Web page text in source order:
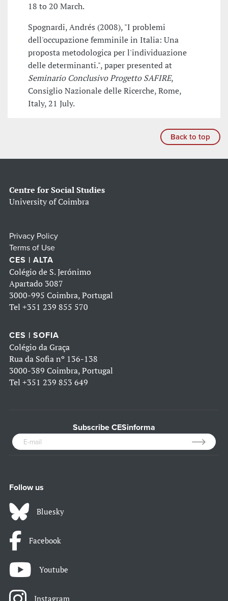
18 to 20 March.
Spognardi, Andrés (2008), "I problemi
dell'occupazione femminile in Italia: Una
proposta metodologica per l'individuazione
delle determinanti.", paper presented at
Seminario Conclusivo Progetto SAFIRE,
Consiglio Nazionale delle Ricerche, Rome,
Italy, 21 July.
Back to top
Centre for Social Studies
University of Coimbra
Privacy Policy
Terms of Use
CES | ALTA
Colégio de S. Jerónimo
Apartado 3087
3000-995 Coimbra, Portugal
Tel +351 239 855 570
CES | SOFIA
Colégio da Graça
Rua da Sofia nº 136-138
3000-389 Coimbra, Portugal
Tel +351 239 853 649
Subscribe CESinforma
Follow us
Bluesky
Facebook
Youtube
Instagram